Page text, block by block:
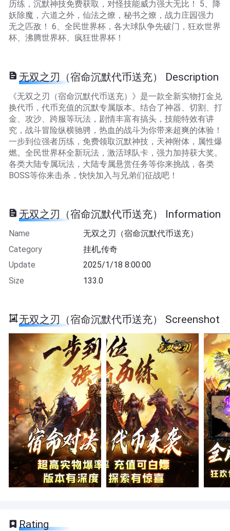
历练，沉默神技免费获取，对怪技能威力强大无比！ 5、降
妖除魔，六道之外，仙法之燎，秘书之燎，战力庄园强力
无之匹敌！ 6、全民世界杯，各大球队争先破门，狂欢世界
杯、沸腾世界杯、疯狂世界杯！
无双之刃（宿命沉默代币送充） Description
《无双之刃（宿命沉默代币送充）》是一款全新实物打金兑
换代币，代币充值的沉默专属版本。结合了神器、切割、打
金、攻沙、跨服等玩法，剧情丰富有搞头，技能特效有讲
究，战斗冒险纵横驰骋，热血的战斗为你带来超爽的体验！
一步到位强者历练，免费领取沉默神技，天神附体，属性爆
燃。全民世界杯全新玩法，激活球队卡，强力加持获大奖。
各类大陆专属玩法，大陆专属悬赏任务等你来挑战，各类
BOSS等你来击杀，快快加入与兄弟们征战吧！
无双之刃（宿命沉默代币送充） Information
Name
无双之刃（宿命沉默代币送充）
Category
挂机,传奇
Update
2025/1/18 8:00:00
Size
133.0
无双之刃（宿命沉默代币送充） Screenshot
Rating